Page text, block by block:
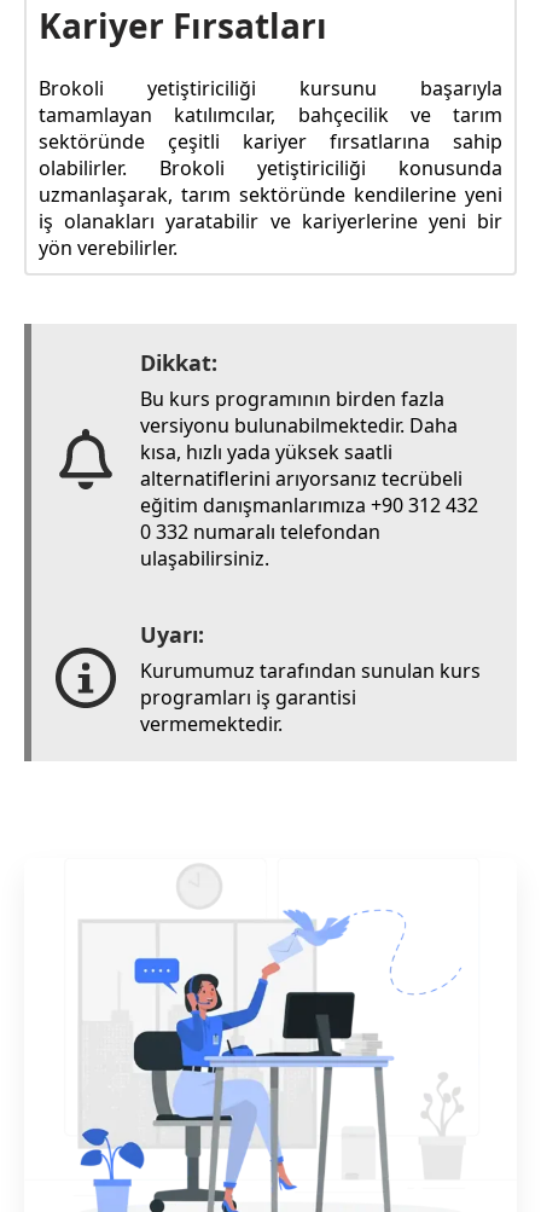
Kariyer Fırsatları
Brokoli yetiştiriciliği kursunu başarıyla
tamamlayan katılımcılar, bahçecilik ve tarım
sektöründe çeşitli kariyer fırsatlarına sahip
olabilirler. Brokoli yetiştiriciliği konusunda
uzmanlaşarak, tarım sektöründe kendilerine yeni
iş olanakları yaratabilir ve kariyerlerine yeni bir
yön verebilirler.
Dikkat:
Bu kurs programının birden fazla
versiyonu bulunabilmektedir. Daha
kısa, hızlı yada yüksek saatli
alternatiflerini arıyorsanız tecrübeli
eğitim danışmanlarımıza +90 312 432
0 332 numaralı telefondan
ulaşabilirsiniz.
Uyarı:
Kurumumuz tarafından sunulan kurs
programları iş garantisi
vermemektedir.